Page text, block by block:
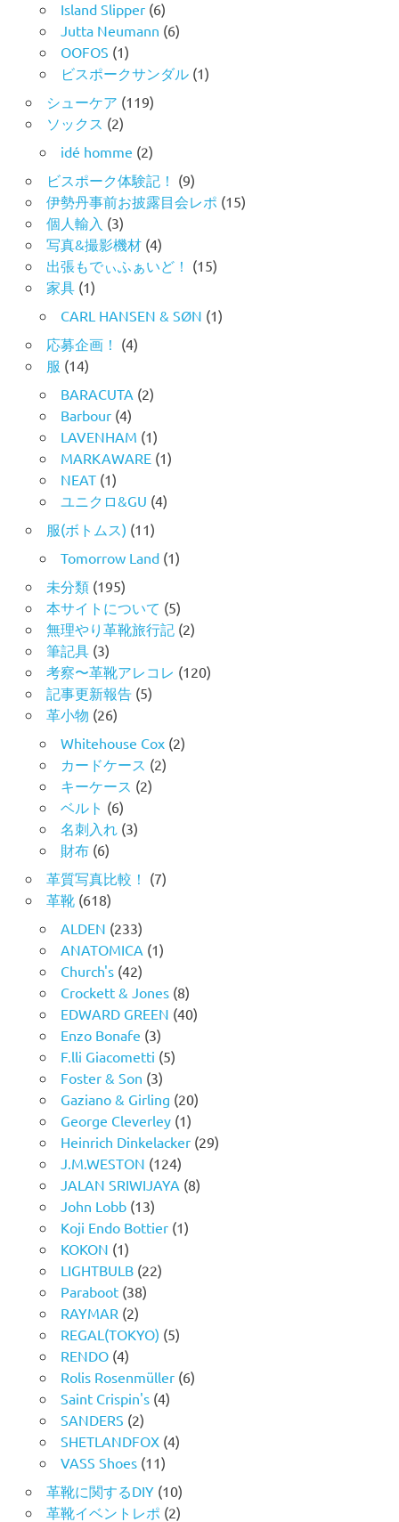
Island Slipper(6)
Jutta Neumann (6)
OOFOS (1)
ビスポークサンダル(1)
シューケア (119)
ソックス (2)
idé homme (2)
ビスポーク体験記！ (9)
伊勢丹事前お披露目会レポ (15)
個人輸入 (3)
写真&撮影機材(4)
出張もでぃふぁいど！ (15)
家具(1)
CARL HANSEN & SØN (1)
応募企画！ (4)
服 (14)
BARACUTA (2)
Barbour(4)
LAVENHAM (1)
MARKAWARE(1)
NEAT(1)
ユニクロ&GU (4)
服(ボトムス) (11)
Tomorrow Land(1)
未分類(195)
本サイトについて (5)
無理やり革靴旅行記 (2)
筆記具(3)
考察〜革靴アレコレ (120)
記事更新報告(5)
革小物 (26)
Whitehouse Cox(2)
カードケース (2)
キーケース (2)
ベルト (6)
名刺入れ (3)
財布(6)
革質写真比較！ (7)
革靴(618)
ALDEN (233)
ANATOMICA (1)
Church's(42)
Crockett & Jones(8)
EDWARD GREEN (40)
Enzo Bonafe (3)
F.lli Giacometti (5)
Foster & Son (3)
Gaziano & Girling (20)
George Cleverley(1)
Heinrich Dinkelacker(29)
J.M.WESTON (124)
JALAN SRIWIJAYA (8)
John Lobb(13)
Koji Endo Bottier(1)
KOKON (1)
LIGHTBULB(22)
Paraboot(38)
RAYMAR (2)
REGAL(TOKYO) (5)
RENDO(4)
Rolis Rosenmüller(6)
Saint Crispin's(4)
SANDERS (2)
SHETLANDFOX(4)
VASS Shoes(11)
革靴に関するDIY(10)
革靴イベントレポ (2)